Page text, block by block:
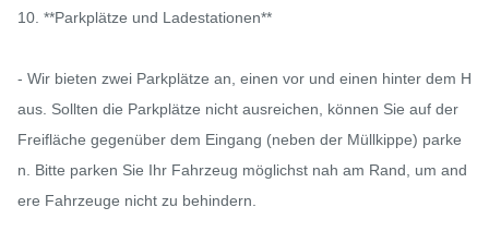
10. **Parkplätze und Ladestationen**
- Wir bieten zwei Parkplätze an, einen vor und einen hinter dem H
aus. Sollten die Parkplätze nicht ausreichen, können Sie auf der
Freifläche gegenüber dem Eingang (neben der Müllkippe) parke
n. Bitte parken Sie Ihr Fahrzeug möglichst nah am Rand, um and
ere Fahrzeuge nicht zu behindern.